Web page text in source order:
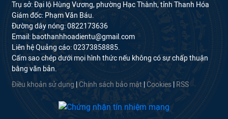
Trụ sở: Đại lộ Hùng Vương, phường Hạc Thành, tỉnh Thanh Hóa
Giám đốc: Phạm Văn Báu.
Đường dây nóng: 0822173636
Email: baothanhhoadientu@gmail.com
Liên hệ Quảng cáo: 02373858885.
Cấm sao chép dưới mọi hình thức nếu không có sự chấp thuận
bằng văn bản.
Điều khoản sử dụng Chính sách bảo mật Cookies RSS